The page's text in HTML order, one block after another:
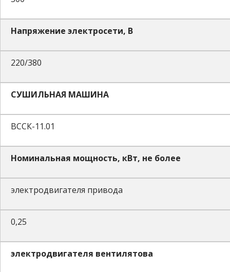
Напряжение электросети, В
220/380
СУШИЛЬНАЯ МАШИНА
ВССК-11.01
Номинальная мощность, кВт, не более
электродвигателя привода
0,25
электродвигателя вентилятова